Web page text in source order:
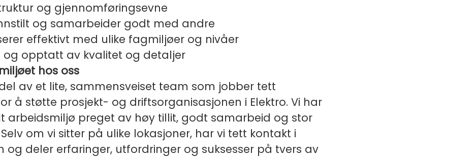
og gjennomføringsevne
og samarbeider godt med andre
effektivt med ulike fagmiljøer og nivåer
og opptatt av kvalitet og detaljer
hos oss
av et lite, sammensveiset team som jobber tett
å støtte prosjekt- og driftsorganisasjonen i Elektro. Vi har
arbeidsmiljø preget av høy tillit, godt samarbeid og stor
om vi sitter på ulike lokasjoner, har vi tett kontakt i
og deler erfaringer, utfordringer og suksesser på tvers av